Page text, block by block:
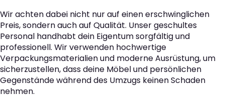
Wir achten dabei nicht nur auf einen erschwinglichen
Preis, sondern auch auf Qualität. Unser geschultes
Personal handhabt dein Eigentum sorgfältig und
professionell. Wir verwenden hochwertige
Verpackungsmaterialien und moderne Ausrüstung, um
sicherzustellen, dass deine Möbel und persönlichen
Gegenstände während des Umzugs keinen Schaden
nehmen.